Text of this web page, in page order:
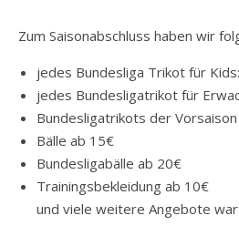
Zum Saisonabschluss haben wir
jedes Bundesliga Trikot für
jedes Bundesligatrikot für
Bundesligatrikots der
Bälle ab 15€
Bundesligabälle ab 20€
Trainingsbekleidung ab 10€
und viele weitere Angebote